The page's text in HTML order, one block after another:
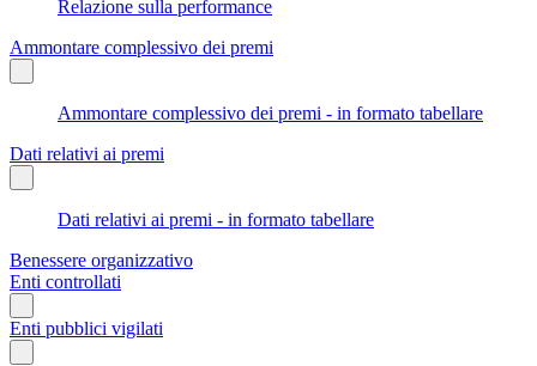
Relazione sulla performance
Ammontare complessivo dei premi
Ammontare complessivo dei premi - in formato tabellare
Dati relativi ai premi
Dati relativi ai premi - in formato tabellare
Benessere organizzativo
Enti controllati
Enti pubblici vigilati